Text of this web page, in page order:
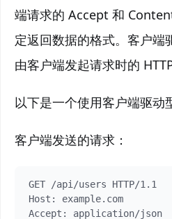
端请求的 Accept 和
定返回数据的格式。客户端
由客户端发起请求时的
以下是一个使用客户端驱动
客户端发送的请求：
GET /api/users HTTP/1.1
Host: example.com